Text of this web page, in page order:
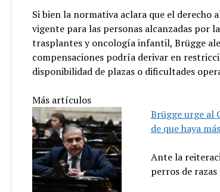
Si bien la normativa aclara que el derecho
vigente para las personas alcanzadas por
trasplantes y oncología infantil, Brügge
compensaciones podría derivar en
disponibilidad de plazas o dificultades
Más artículos
Brügge urge al
de que haya
Ante la
perros de